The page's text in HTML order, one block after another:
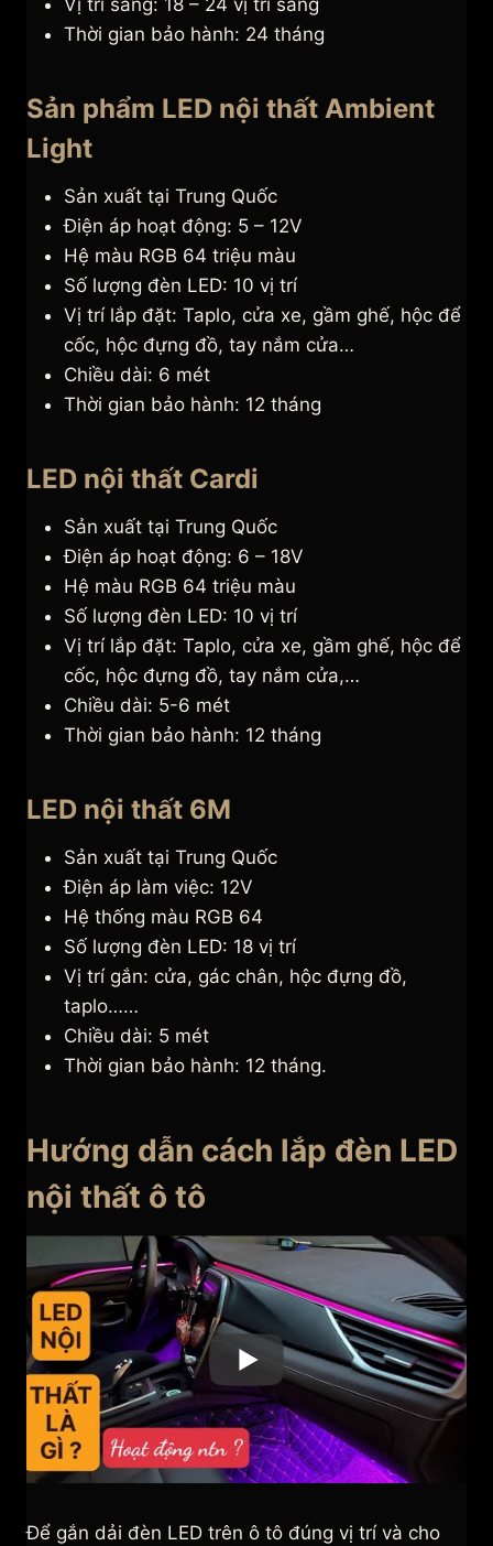
Vị trí sáng: 18 – 24 vị trí sáng
Thời gian bảo hành: 24 tháng
Sản phẩm LED nội thất Ambient
Light
Sản xuất tại Trung Quốc
Điện áp hoạt động: 5 – 12V
Hệ màu RGB 64 triệu màu
Số lượng đèn LED: 10 vị trí
Vị trí lắp đặt: Taplo, cửa xe, gầm ghế, hộc để
cốc, hộc đựng đồ, tay nắm cửa…
Chiều dài: 6 mét
Thời gian bảo hành: 12 tháng
LED nội thất Cardi
Sản xuất tại Trung Quốc
Điện áp hoạt động: 6 – 18V
Hệ màu RGB 64 triệu màu
Số lượng đèn LED: 10 vị trí
Vị trí lắp đặt: Taplo, cửa xe, gầm ghế, hộc để
cốc, hộc đựng đồ, tay nắm cửa,…
Chiều dài: 5-6 mét
Thời gian bảo hành: 12 tháng
LED nội thất 6M
Sản xuất tại Trung Quốc
Điện áp làm việc: 12V
Hệ thống màu RGB 64
Số lượng đèn LED: 18 vị trí
Vị trí gắn: cửa, gác chân, hộc đựng đồ,
taplo……
Chiều dài: 5 mét
Thời gian bảo hành: 12 tháng.
Hướng dẫn cách lắp đèn LED
nội thất ô tô
Để gắn dải đèn LED trên ô tô đúng vị trí và cho